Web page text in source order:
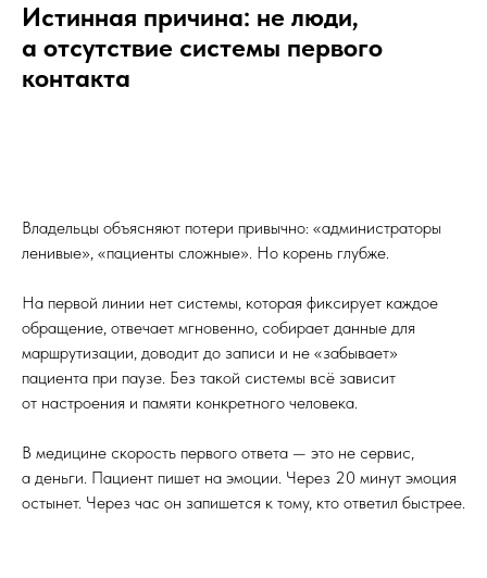
Истинная причина: не люди,
а отсутствие системы первого
контакта
Владельцы объясняют потери привычно: «администраторы
ленивые», «пациенты сложные». Но корень глубже.
На первой линии нет системы, которая фиксирует каждое
обращение, отвечает мгновенно, собирает данные для
маршрутизации, доводит до записи и не «забывает»
пациента при паузе. Без такой системы всё зависит
от настроения и памяти конкретного человека.
В медицине скорость первого ответа — это не сервис,
а деньги. Пациент пишет на эмоции. Через 20 минут эмоция
остынет. Через час он запишется к тому, кто ответил быстрее.